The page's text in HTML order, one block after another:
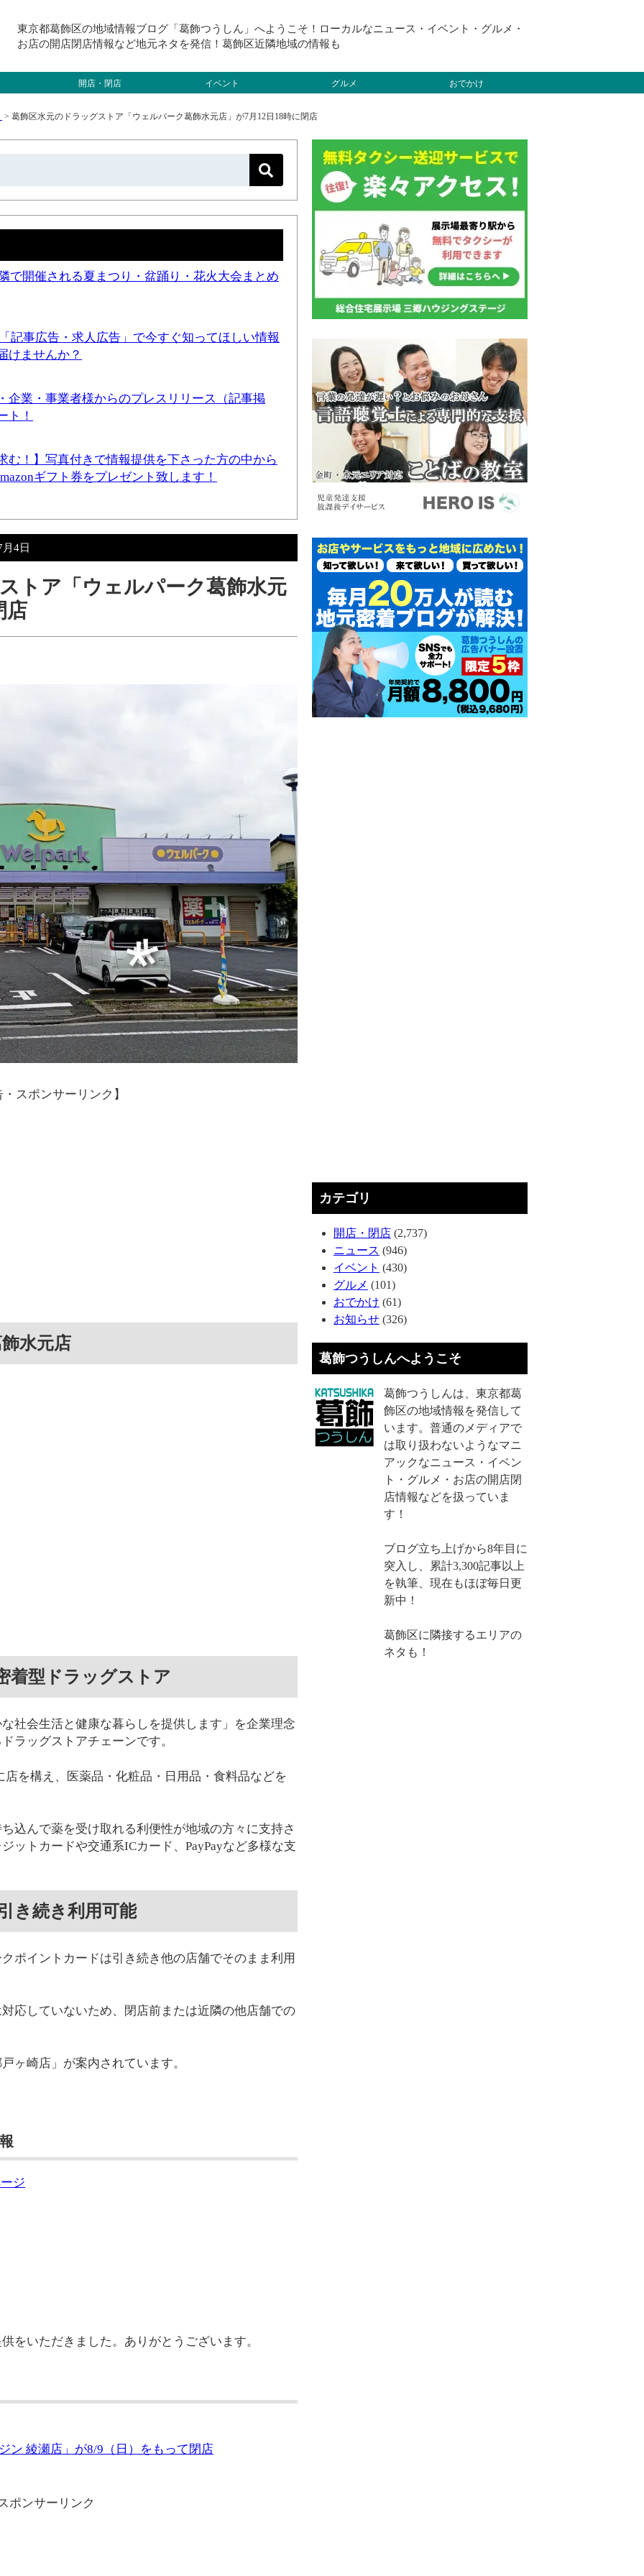
東京都葛飾区の地域情報ブログ「葛飾つうしん」へようこそ！ローカルなニュース・イベント・グルメ・
お店の開店閉店情報など地元ネタを発信！葛飾区近隣地域の情報も
開店・閉店 イベント グルメ おでかけ
> 葛飾区水元のドラッグストア「ウェルパーク葛飾水元店」が7月12日18時に閉店
で開催される夏まつり・盆踊り・花火大会まとめ
記事広告・求人広告」で今すぐ知ってほしい情報
けませんか？
企業・事業者様からのプレスリリース（記事掲
ト！
む！】写真付きで情報提供を下さった方の中から
ギフト券をプレゼント致します！
4日
トア「ウェルパーク葛飾水元
店
スポンサーリンク】
水元店
着型ドラッグストア
社会生活と健康な暮らしを提供します」を企業理念
ラッグストアチェーンです。
を構え、医薬品・化粧品・日用品・食料品などを
込んで薬を受け取れる利便性が地域の方々に支持さ
ットカードや交通系ICカード、PayPayなど多様な支
き続き利用可能
ポイントカードは引き続き他の店舗でそのまま利用
応していないため、閉店前または近隣の他店舗での
ヶ崎店」が案内されています。
ジ
をいただきました。ありがとうございます。
ン 綾瀬店」が8/9（日）をもって閉店
ポンサーリンク
カテゴリ
開店・閉店 (2,737)
ニュース (946)
イベント (430)
グルメ (101)
おでかけ (61)
お知らせ (326)
葛飾つうしんへようこそ
葛飾つうしんは、東京都葛
飾区の地域情報を発信して
います。普通のメディアで
は取り扱わないようなマニ
アックなニュース・イベン
ト・グルメ・お店の開店閉
店情報などを扱っていま
す！
ブログ立ち上げから8年目に
突入し、累計3,300記事以上
を執筆、現在もほぼ毎日更
新中！
葛飾区に隣接するエリアの
ネタも！